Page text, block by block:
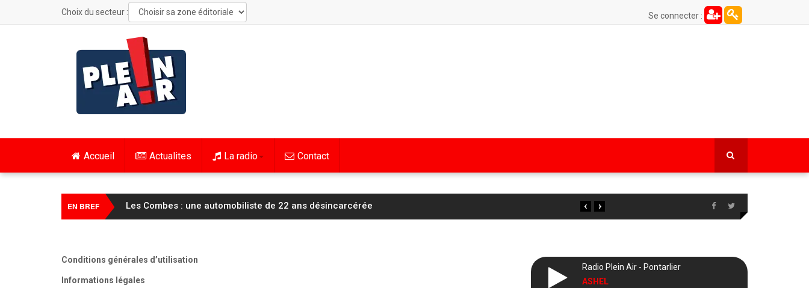
Choix du secteur : Se connecter :
Accueil Actualites La radio Contact
EN BREF Chaux-Neuve : un incendie au pied du tremplin de saut à ski ›
‹
Conditions générales d’utilisation
Informations légales
Radio Plein Air - Pontarlier
ASHEL